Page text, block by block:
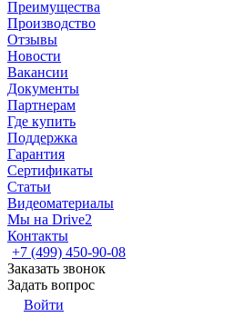
Преимущества
Производство
Отзывы
Новости
Вакансии
Документы
Партнерам
Где купить
Поддержка
Гарантия
Сертификаты
Статьи
Видеоматериалы
Мы на Drive2
Контакты
+7 (499) 450-90-08
Заказать звонок
Задать вопрос
Войти